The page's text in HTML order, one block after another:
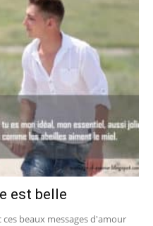
est belle
beaux messages d'amour